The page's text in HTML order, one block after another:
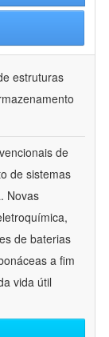
estruturas
de
de sistemas
Novas
de baterias
a fim
vida útil